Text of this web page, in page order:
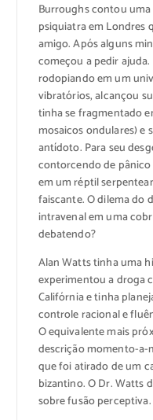
Burroughs contou
psiquiatra em Londres
amigo. Após alguns
começou a pedir
rodopiando em um
vibratórios, alcançou
tinha se fragmentado
mosaicos ondulares) e
antídoto. Para seu
contorcendo de
em um réptil
faiscante. O dilema do
intravenal em uma
debatendo?
Alan Watts tinha uma
experimentou a droga
Califórnia e tinha
controle racional e
O equivalente mais
descrição momento-a-
que foi atirado de um
bizantino. O Dr. Watts
sobre fusão perceptiva.